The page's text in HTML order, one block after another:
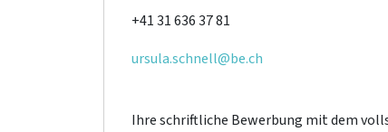
+41 31 636 37 81
ursula.schnell@be.ch
Ihre schriftliche Bewerbung mit dem